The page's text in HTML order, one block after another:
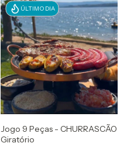
ÚLTIMO DIA
Jogo 9 Peças - CHURRASCÃO
Giratório